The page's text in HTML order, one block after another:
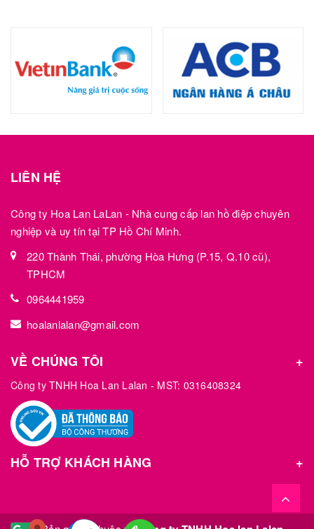
LIÊN HỆ
Công ty Hoa Lan LaLan - Nhà cung cấp lan hồ điệp chuyên
nghiệp và uy tín tại TP Hồ Chí Minh.
220 Thành Thái, phường Hòa Hưng (P.15, Q.10 cũ),
TPHCM
0964441959
hoalanlalan@gmail.com
VỀ CHÚNG TÔI
Công ty TNHH Hoa Lan Lalan - MST: 0316408324
HỖ TRỢ KHÁCH HÀNG